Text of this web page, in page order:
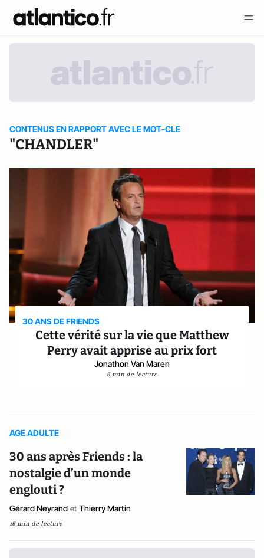
CONTENUS EN RAPPORT AVEC LE MOT-CLE
"CHANDLER"
30 ANS DE FRIENDS
Cette vérité sur la vie que Matthew
Perry avait apprise au prix fort
Jonathon Van Maren
6 min de lecture
AGE ADULTE
30 ans après Friends : la
nostalgie d’un monde
englouti ?
Gérard Neyrand et Thierry Martin
16 min de lecture